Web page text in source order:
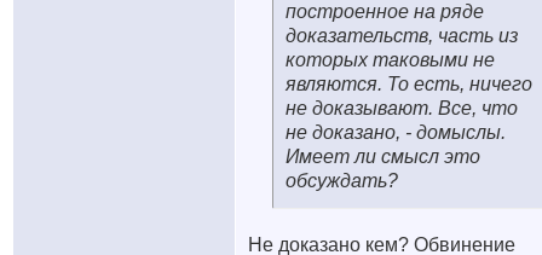
построенное на ряде
доказательств, часть из
которых таковыми не
являются. То есть, ничего
не доказывают. Все, что
не доказано, - домыслы.
Имеет ли смысл это
обсуждать?
Не доказано кем? Обвинение